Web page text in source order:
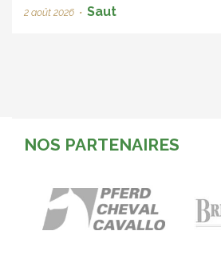
2 août 2026 • Saut
NOS PARTENAIRES